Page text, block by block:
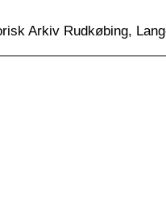
Arkiv Rudkøbing,